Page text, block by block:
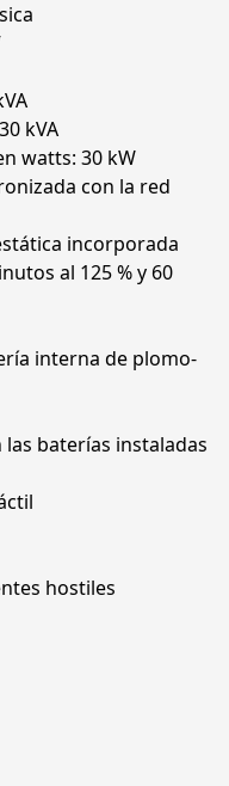
kVA
watts: 30 kW
con la red
incorporada
al 125 % y 60
interna de plomo-
baterías instaladas
hostiles